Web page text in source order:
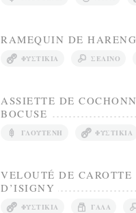
RAMEQUIN DE
ΦΥΣΤΊΚΙΑ ΣΈΛΙΝΟ
ASSIETTE DE
BOCUSE
ΓΛΟΥΤΈΝΗ ΦΥΣΤΊΚΙΑ
VELOUTÉ DE
D’ISIGNY
ΦΥΣΤΊΚΙΑ ΓΆΛΑ